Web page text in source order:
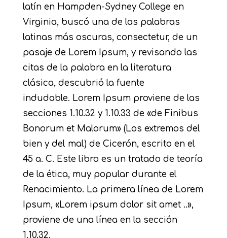
latín en Hampden-Sydney College en
Virginia, buscó una de las palabras
latinas más oscuras, consectetur, de un
pasaje de Lorem Ipsum, y revisando las
citas de la palabra en la literatura
clásica, descubrió la fuente
indudable. Lorem Ipsum proviene de las
secciones 1.10.32 y 1.10.33 de «de Finibus
Bonorum et Malorum» (Los extremos del
bien y del mal) de Cicerón, escrito en el
45 a. C. Este libro es un tratado de teoría
de la ética, muy popular durante el
Renacimiento. La primera línea de Lorem
Ipsum, «Lorem ipsum dolor sit amet ..»,
proviene de una línea en la sección
1.10.32.